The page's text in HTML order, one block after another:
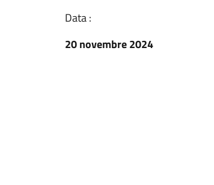
Data :
20 novembre 2024